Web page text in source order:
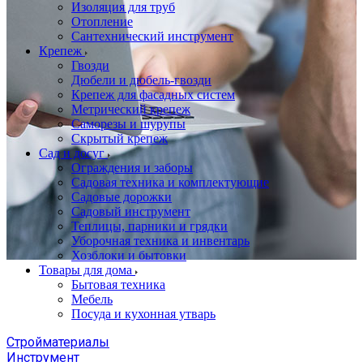
Изоляция для труб
Отопление
Сантехнический инструмент
Крепеж
Гвозди
Дюбели и дюбель-гвозди
Крепеж для фасадных систем
Метрический крепеж
Саморезы и шурупы
Скрытый крепеж
Сад и досуг
Ограждения и заборы
Садовая техника и комплектующие
Садовые дорожки
Садовый инструмент
Теплицы, парники и грядки
Уборочная техника и инвентарь
Хозблоки и бытовки
Товары для дома
Бытовая техника
Мебель
Посуда и кухонная утварь
Стройматериалы
Инструмент